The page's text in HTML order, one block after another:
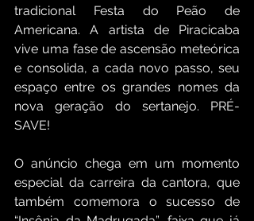
tradicional Festa do Peão de
Americana. A artista de Piracicaba
vive uma fase de ascensão meteórica
e consolida, a cada novo passo, seu
espaço entre os grandes nomes da
nova geração do sertanejo. PRÉ-
SAVE!
O anúncio chega em um momento
especial da carreira da cantora, que
também comemora o sucesso de